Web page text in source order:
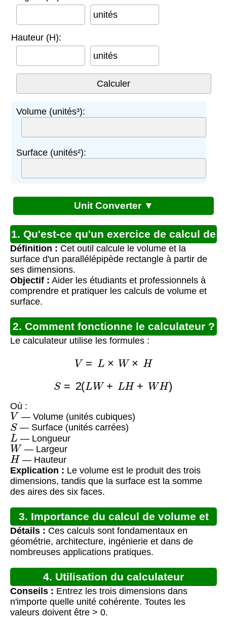
unités
Hauteur (H):
unités
Volume (unités³):
Surface (unités²):
Unit Converter ▼
1. Qu'est-ce qu'un exercice de calcul de
surface et volume ?
Définition : Cet outil calcule le volume et la
surface d'un parallélépipède rectangle à partir de
ses dimensions.
Objectif : Aider les étudiants et professionnels à
comprendre et pratiquer les calculs de volume et
surface.
2. Comment fonctionne le calculateur ?
Le calculateur utilise les formules :
=L × W× H
2
Où :
V — Volume (unités cubiques)
S— Surface (unités carrées)
L — Longueur
W — Largeur
H — Hauteur
Explication : Le volume est le produit des trois
dimensions, tandis que la surface est la somme
des aires des six faces.
3. Importance du calcul de volume et
surface
Détails : Ces calculs sont fondamentaux en
géométrie, architecture, ingénierie et dans de
nombreuses applications pratiques.
4. Utilisation du calculateur
Conseils : Entrez les trois dimensions dans
n'importe quelle unité cohérente. Toutes les
valeurs doivent être > 0.